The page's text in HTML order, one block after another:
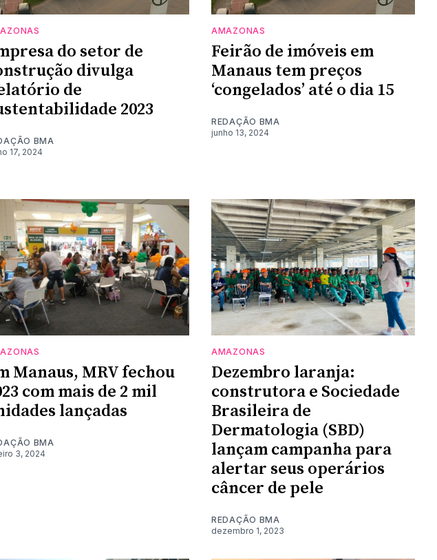
do setor de
divulga
de
2023
BMA
17, 2024
AMAZONAS
Feirão de imóveis em
Manaus tem preços
‘congelados’ até o dia 15
REDAÇÃO BMA
junho 13, 2024
Manaus, MRV fechou
com mais de 2 mil
lançadas
BMA
3, 2024
AMAZONAS
Dezembro laranja:
construtora e Sociedade
Brasileira de
Dermatologia (SBD)
lançam campanha para
alertar seus operários
câncer de pele
REDAÇÃO BMA
dezembro 1, 2023